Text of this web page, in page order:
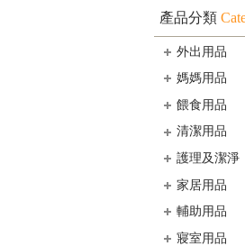
產品分類
外出用品
媽媽用品
餵食用品
清潔用品
護理及潔淨
家居用品
輔助用品
寢室用品